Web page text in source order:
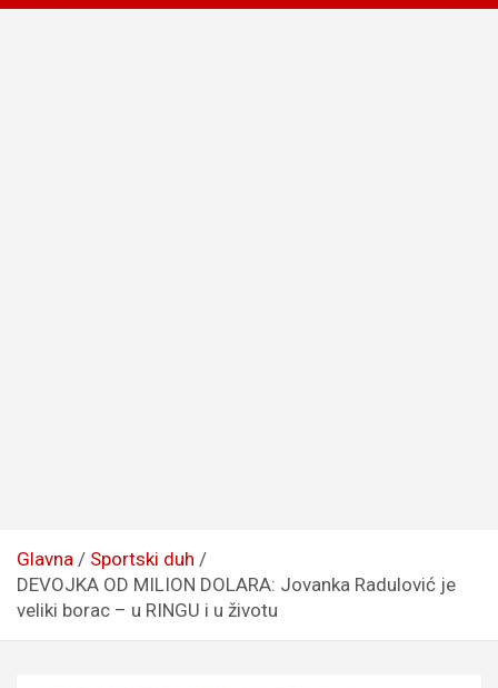
Glavna
Sportski duh
DEVOJKA OD MILION DOLARA: Jovanka Radulović je
veliki borac – u RINGU i u životu